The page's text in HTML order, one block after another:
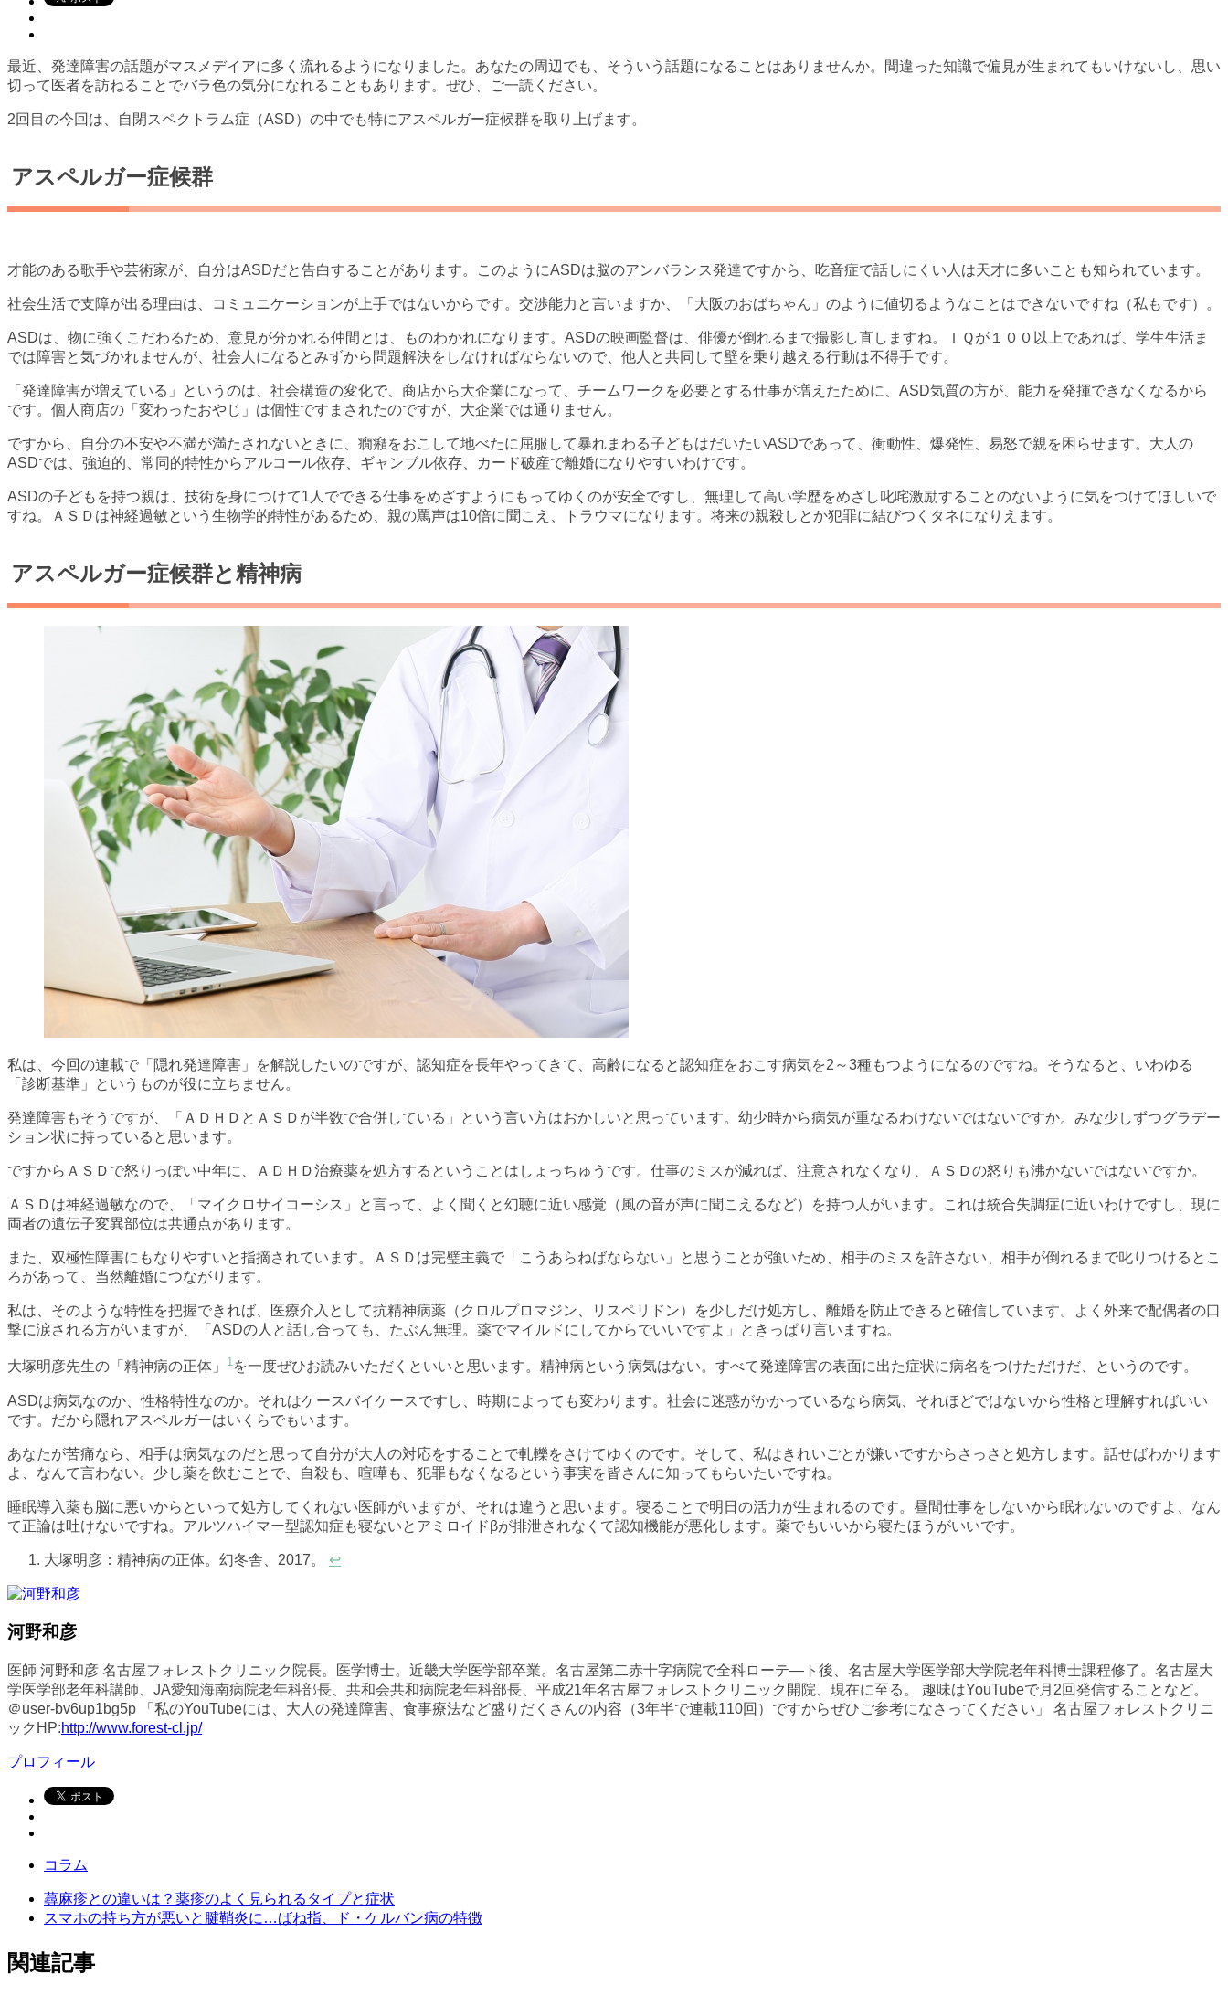
最近、発達障害の話題がマスメデイアに多く流れるようになりました。あなたの周辺でも、そういう話題になることはありませんか。間違った知識で偏見が生まれてもいけないし、思い
切って医者を訪ねることでバラ色の気分になれることもあります。ぜひ、ご一読ください。
2回目の今回は、自閉スペクトラム症（ASD）の中でも特にアスペルガー症候群を取り上げます。
アスペルガー症候群
才能のある歌手や芸術家が、自分はASDだと告白することがあります。このようにASDは脳のアンバランス発達ですから、吃音症で話しにくい人は天才に多いことも知られています。
社会生活で支障が出る理由は、コミュニケーションが上手ではないからです。交渉能力と言いますか、「大阪のおばちゃん」のように値切るようなことはできないですね（私もです）。
ASDは、物に強くこだわるため、意見が分かれる仲間とは、ものわかれになります。ASDの映画監督は、俳優が倒れるまで撮影し直しますね。ＩＱが１００以上であれば、学生生活ま
では障害と気づかれませんが、社会人になるとみずから問題解決をしなければならないので、他人と共同して壁を乗り越える行動は不得手です。
「発達障害が増えている」というのは、社会構造の変化で、商店から大企業になって、チームワークを必要とする仕事が増えたために、ASD気質の方が、能力を発揮できなくなるから
です。個人商店の「変わったおやじ」は個性ですまされたのですが、大企業では通りません。
ですから、自分の不安や不満が満たされないときに、癇癪をおこして地べたに屈服して暴れまわる子どもはだいたいASDであって、衝動性、爆発性、易怒で親を困らせます。大人の
ASDでは、強迫的、常同的特性からアルコール依存、ギャンブル依存、カード破産で離婚になりやすいわけです。
ASDの子どもを持つ親は、技術を身につけて1人でできる仕事をめざすようにもってゆくのが安全ですし、無理して高い学歴をめざし叱咤激励することのないように気をつけてほしいで
すね。ＡＳＤは神経過敏という生物学的特性があるため、親の罵声は10倍に聞こえ、トラウマになります。将来の親殺しとか犯罪に結びつくタネになりえます。
アスペルガー症候群と精神病
私は、今回の連載で「隠れ発達障害」を解説したいのですが、認知症を長年やってきて、高齢になると認知症をおこす病気を2～3種もつようになるのですね。そうなると、いわゆる
「診断基準」というものが役に立ちません。
発達障害もそうですが、「ＡＤＨＤとＡＳＤが半数で合併している」という言い方はおかしいと思っています。幼少時から病気が重なるわけないではないですか。みな少しずつグラデー
ション状に持っていると思います。
ですからＡＳＤで怒りっぽい中年に、ＡＤＨＤ治療薬を処方するということはしょっちゅうです。仕事のミスが減れば、注意されなくなり、ＡＳＤの怒りも沸かないではないですか。
ＡＳＤは神経過敏なので、「マイクロサイコーシス」と言って、よく聞くと幻聴に近い感覚（風の音が声に聞こえるなど）を持つ人がいます。これは統合失調症に近いわけですし、現に
両者の遺伝子変異部位は共通点があります。
また、双極性障害にもなりやすいと指摘されています。ＡＳＤは完璧主義で「こうあらねばならない」と思うことが強いため、相手のミスを許さない、相手が倒れるまで叱りつけるとこ
ろがあって、当然離婚につながります。
私は、そのような特性を把握できれば、医療介入として抗精神病薬（クロルプロマジン、リスペリドン）を少しだけ処方し、離婚を防止できると確信しています。よく外来で配偶者の口
撃に涙される方がいますが、「ASDの人と話し合っても、たぶん無理。薬でマイルドにしてからでいいですよ」ときっぱり言いますね。
大塚明彦先生の「精神病の正体」 1を一度ぜひお読みいただくといいと思います。精神病という病気はない。すべて発達障害の表面に出た症状に病名をつけただけだ、というのです。
ASDは病気なのか、性格特性なのか。それはケースバイケースですし、時期によっても変わります。社会に迷惑がかかっているなら病気、それほどではないから性格と理解すればいい
です。だから隠れアスペルガーはいくらでもいます。
あなたが苦痛なら、相手は病気なのだと思って自分が大人の対応をすることで軋轢をさけてゆくのです。そして、私はきれいごとが嫌いですからさっさと処方します。話せばわかります
よ、なんて言わない。少し薬を飲むことで、自殺も、喧嘩も、犯罪もなくなるという事実を皆さんに知ってもらいたいですね。
睡眠導入薬も脳に悪いからといって処方してくれない医師がいますが、それは違うと思います。寝ることで明日の活力が生まれるのです。昼間仕事をしないから眠れないのですよ、なん
て正論は吐けないですね。アルツハイマー型認知症も寝ないとアミロイドβが排泄されなくて認知機能が悪化します。薬でもいいから寝たほうがいいです。
大塚明彦：精神病の正体。幻冬舎、2017。 ↩︎
河野和彦
医師 河野和彦 名古屋フォレストクリニック院長。医学博士。近畿大学医学部卒業。名古屋第二赤十字病院で全科ローテ―ト後、名古屋大学医学部大学院老年科博士課程修了。名古屋大
学医学部老年科講師、JA愛知海南病院老年科部長、共和会共和病院老年科部長、平成21年名古屋フォレストクリニック開院、現在に至る。 趣味はYouTubeで月2回発信することなど。
＠user-bv6up1bg5p 「私のYouTubeには、大人の発達障害、食事療法など盛りだくさんの内容（3年半で連載110回）ですからぜひご参考になさってください」 名古屋フォレストクリニ
ックHP:http://www.forest-cl.jp/
プロフィール
コラム
蕁麻疹との違いは？薬疹のよく見られるタイプと症状
スマホの持ち方が悪いと腱鞘炎に…ばね指、ド・ケルバン病の特徴
関連記事